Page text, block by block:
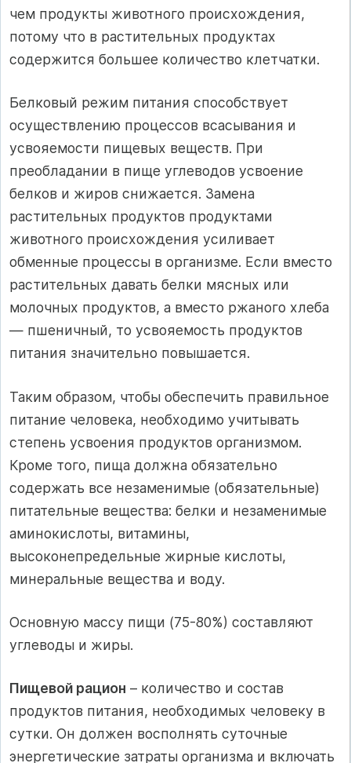
чем продукты животного происхождения,
потому что в растительных продуктах
содержится большее количество клетчатки.
Белковый режим питания способствует
осуществлению процессов всасывания и
усвояемости пищевых веществ. При
преобладании в пище углеводов усвоение
белков и жиров снижается. Замена
растительных продуктов продуктами
животного происхождения усиливает
обменные процессы в организме. Если вместо
растительных давать белки мясных или
молочных продуктов, а вместо ржаного хлеба
— пшеничный, то усвояемость продуктов
питания значительно повышается.
Таким образом, чтобы обеспечить правильное
питание человека, необходимо учитывать
степень усвоения продуктов организмом.
Кроме того, пища должна обязательно
содержать все незаменимые (обязательные)
питательные вещества: белки и незаменимые
аминокислоты, витамины,
высоконепредельные жирные кислоты,
минеральные вещества и воду.
Основную массу пищи (75-80%) составляют
углеводы и жиры.
Пищевой рацион – количество и состав
продуктов питания, необходимых человеку в
сутки. Он должен восполнять суточные
энергетические затраты организма и включать